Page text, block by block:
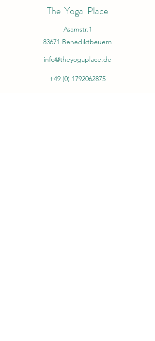
The Yoga Place
Asamstr.1
83671 Benediktbeuern
info@theyogaplace.de
+49 (0) 1792062875